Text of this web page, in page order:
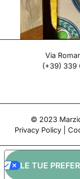
Piastrella
Via
(+39) 339
© 2023
Privacy Policy|
LE TUE